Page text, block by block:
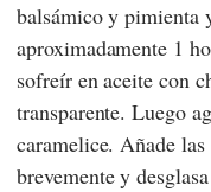
balsámico y pimienta
aproximadamente 1
sofreír en aceite con
transparente. Luego
caramelice. Añade las
brevemente y